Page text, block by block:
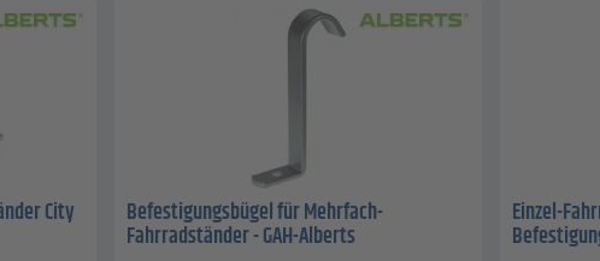
City Befestigungsbügel für Mehrfach-
Fahrradständer - GAH-Alberts
Einzel-